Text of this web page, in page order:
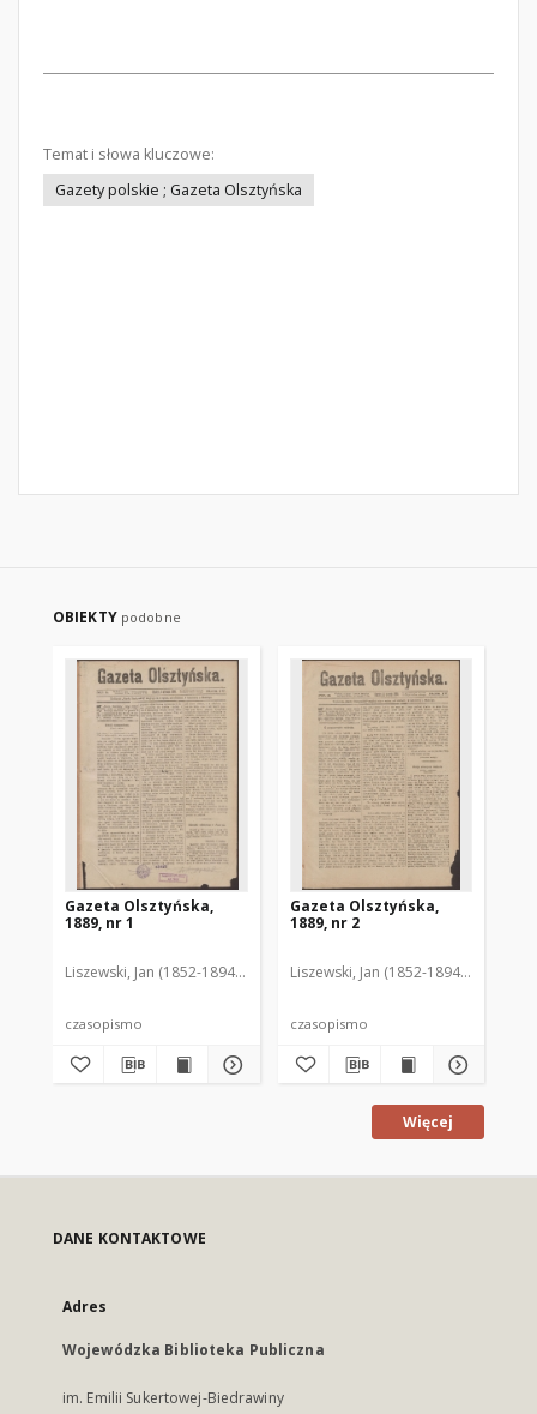
Temat i słowa kluczowe:
Gazety polskie ; Gazeta Olsztyńska
OBIEKTY podobne
Gazeta Olsztyńska,
1889, nr 1
Liszewski, Jan (1852-1894). Red.
czasopismo
Gazeta Olsztyńska,
1889, nr 2
Liszewski, Jan (1852-1894). Red.
czasopismo
Więcej
DANE KONTAKTOWE
Adres
Wojewódzka Biblioteka Publiczna
im. Emilii Sukertowej-Biedrawiny